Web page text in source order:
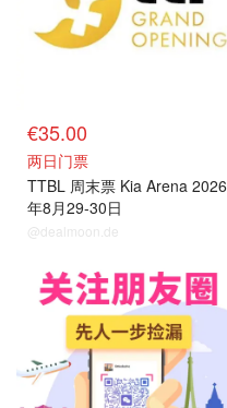
€35.00
两日门票
TTBL 周末票 Kia Arena 2026
年8月29-30日
@dealmoon.de
关注我们